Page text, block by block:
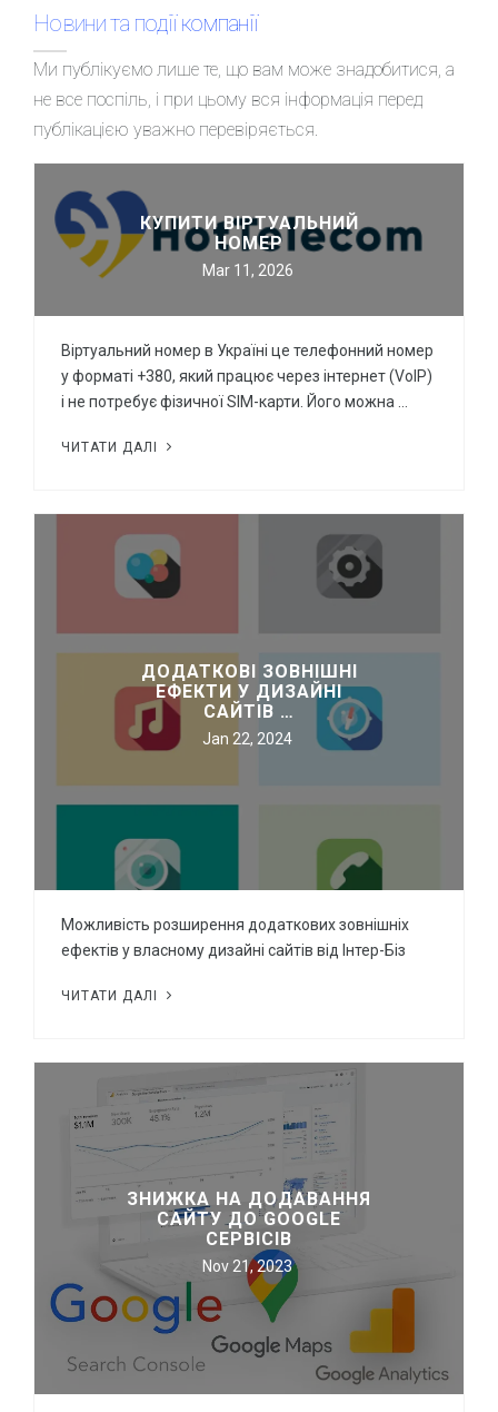
Новини та події компанії
Ми публікуємо лише те, що вам може знадобитися, а
не все поспіль, і при цьому вся інформація перед
публікацією уважно перевіряється.
КУПИТИ ВІРТУАЛЬНИЙ
НОМЕР
Mar 11, 2026
Віртуальний номер в Україні це телефонний номер
у форматі +380, який працює через інтернет (VoIP)
і не потребує фізичної SIM-карти. Його можна …
ЧИТАТИ ДАЛІ
ДОДАТКОВІ ЗОВНІШНІ
ЕФЕКТИ У ДИЗАЙНІ
САЙТІВ …
Jan 22, 2024
Можливість розширення додаткових зовнішніх
ефектів у власному дизайні сайтів від Інтер-Біз
ЧИТАТИ ДАЛІ
ЗНИЖКА НА ДОДАВАННЯ
САЙТУ ДО GOOGLE
СЕРВІСІВ
Nov 21, 2023